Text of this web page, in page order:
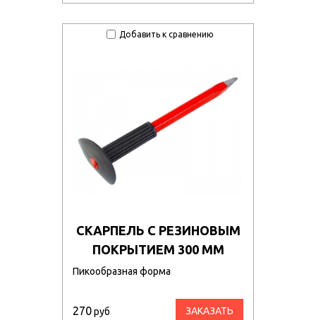
Добавить к сравнению
СКАРПЕЛЬ С РЕЗИНОВЫМ
ПОКРЫТИЕМ 300 ММ
Пикообразная форма
270руб ЗАКАЗАТЬ